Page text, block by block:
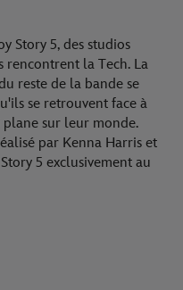
Story 5, des studios
rencontrent la Tech. La
reste de la bande se
se retrouvent face à
sur leur monde.
par Kenna Harris et
5 exclusivement au